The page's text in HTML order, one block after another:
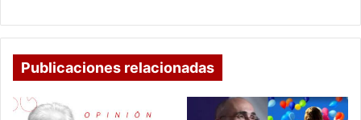
Publicaciones relacionadas